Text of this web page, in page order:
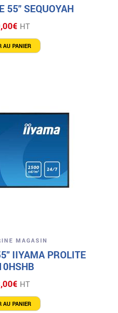
55″ SEQUOYAH
€ HT
AU PANIER
MAGASIN
IIYAMA PROLITE
€ HT
AU PANIER